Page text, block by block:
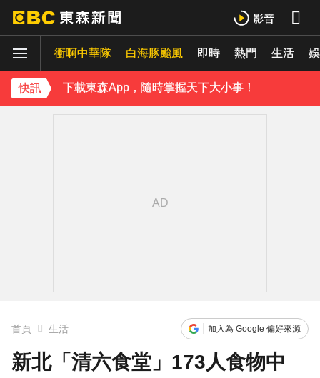
衝啊中華隊 白海豚颱風 即時 熱門 生活
快訊
《理財達人秀》X 安聯投信免費講座報名中！搶先卡位 2027
下載東森App，隨時掌握天下大小事！
首頁 生活 加入為 Google 偏好來源
新北「清六食堂」173人食物中